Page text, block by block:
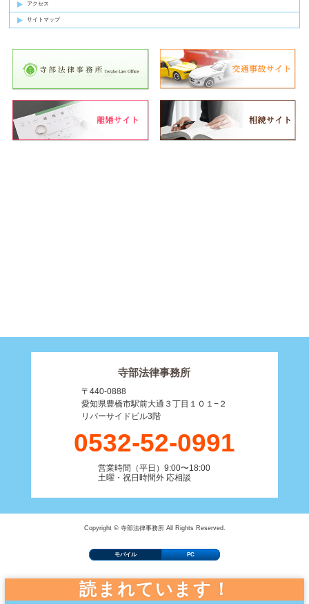
アクセス
サイトマップ
寺部法律事務所
〒440-0888
愛知県豊橋市駅前大通３丁目１０１−２
リバーサイドビル3階
0532-52-0991
営業時間（平日）9:00〜18:00
土曜・祝日時間外 応相談
Copyright © 寺部法律事務所 All Rights Reserved.
読まれています！
モバイル PC